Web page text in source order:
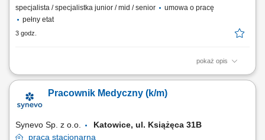
specjalista / specjalistka junior / mid / senior
umowa o pracę
pełny etat
3 godz.
pokaż opis
Opis stanowiska: Obsługa Pacjentów w Punkcie Pobrań; Wykonywanie
Prowadzenie dokumentacji medycznej zgodnie ze standardami Punktu
Pobrań; Obsługa kasy fiskalnej i systemu komputerowego do obsługi
Pracownik Medyczny (k/m)
Synevo Sp. z o.o.
Katowice, ul. Książęca 31B​
praca stacjonarna